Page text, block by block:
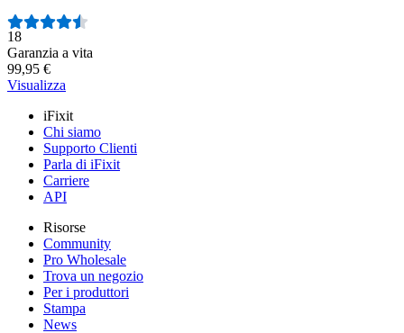
Numero di recensioni:
18
Garanzia a vita
99,95 €
Visualizza
iFixit
Chi siamo
Supporto Clienti
Parla di iFixit
Carriere
API
Risorse
Community
Pro Wholesale
Trova un negozio
Per i produttori
Stampa
News